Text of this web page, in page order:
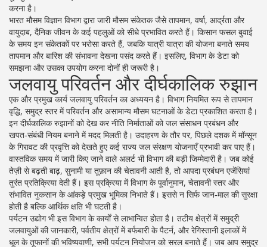
करना है।
भारत मौसम विज्ञान विभाग द्वारा जारीमौसम संकेतकजैसे तापमान, वर्षा, आर्द्रता और
वायुदाब, दैनिक जीवन के कई पहलुओं को सीधे प्रभावित करते हैं। किसान फसल बुवाई
के समय इन संकेतकों पर भरोसा करते हैं, जबकि यात्री यात्रा की योजना बनाते समय
तापमान और बारिश की संभावना देखना पसंद करते हैं। इसलिए, विभाग के डेटा को
समझना और उसका उपयोग करना दोनों ही जरूरी है।
जलवायु परिवर्तन और दीर्घकालिक रुझान
एक और प्रमुख कार्य जलवायु परिवर्तन का अध्ययन है। विभाग नियमित रूप से तापमान
वृद्धि, समुद्र स्तर में परिवर्तन और असामान्य मौसम घटनाओं के डेटा प्रकाशित करता है।
इन दीर्घकालिक रुझानों को देख कर नीति निर्माताओं को जल संसाधन प्रबंधन और
खपत‑संबंधी नियम बनाने में मदद मिलती है। उदाहरण के तौर पर, पिछले दशक में मॉन्सून
के गिरावट की प्रवृत्ति को देखते हुए कई राज्य जल संरक्षण योजनाएँ प्रभावी कर पाए हैं।
वास्तविक समय में जारी किए जाने वाले अलर्ट भी विभाग की बड़ी जिम्मेदारी है। जब कोई
तेज़ी से बढ़ती बाढ़, सुनामी या तूफ़ान की चेतावनी आती है, तोआपदा प्रबंधन एजेंसियां
तुरंत प्रतिक्रिया देती हैं। इस प्रक्रिया में विभाग के पूर्वानुमान, चेतावनी स्तर और
संभावित नुकसान के आंकड़े प्रमुख भूमिका निभाते हैं। इससे न सिर्फ जान‑माल की सुरक्षा
होती है बल्कि आर्थिक क्षति भी घटती है।
पर्यटन उद्योग भी इस विभाग के कार्यों से लाभान्वित होता है। तटीय क्षेत्रों में समुद्री
जलवायुओं की जानकारी, पर्वतीय क्षेत्रों में बर्फबारी के पैटर्न, और रेगिस्तानी इलाकों में
धूल के तूफानों की भविष्यवाणी, सभी पर्यटन नियोजन को सरल बनाते हैं। जब आप समुद्र